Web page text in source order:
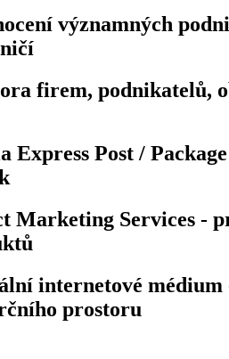
významných
firem, podnikatelů,
Express Post /
Marketing Services -
internetové médium
prostoru